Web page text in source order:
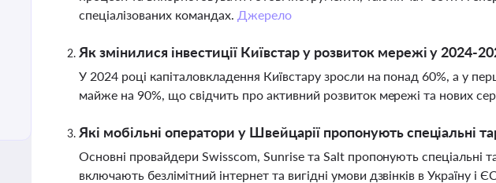
спеціалізованих командах. Джерело
Як змінилися інвестиції Київстар у розвиток мережі у 2024-
У 2024 році капіталовкладення Київстару зросли на понад 60%, а у
майже на 90%, що свідчить про активний розвиток мережі та нових
Які мобільні оператори у Швейцарії пропонують спеціальні
Основні провайдери Swisscom, Sunrise та Salt пропонують спеціальні
включають безлімітний інтернет та вигідні умови дзвінків в Україну і